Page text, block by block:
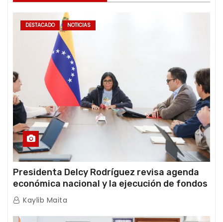
DESTACADO NOTICIAS
Presidenta Delcy Rodríguez revisa agenda
económica nacional y la ejecución de fondos
de emergencia post-sismos
Kaylib Maita